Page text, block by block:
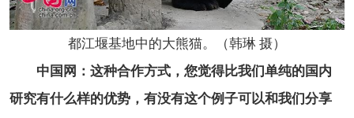
都江堰基地中的大熊猫。（韩琳 摄）
中国网：这种合作方式，您觉得比我们单纯的国内
研究有什么样的优势，有没有这个例子可以和我们分享